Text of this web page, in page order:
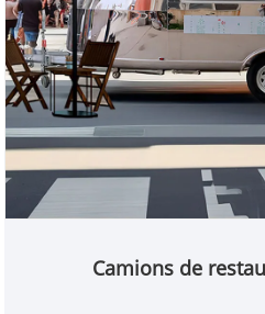
Camions de